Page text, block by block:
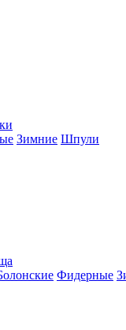
Зимние Шпули
Фидерные